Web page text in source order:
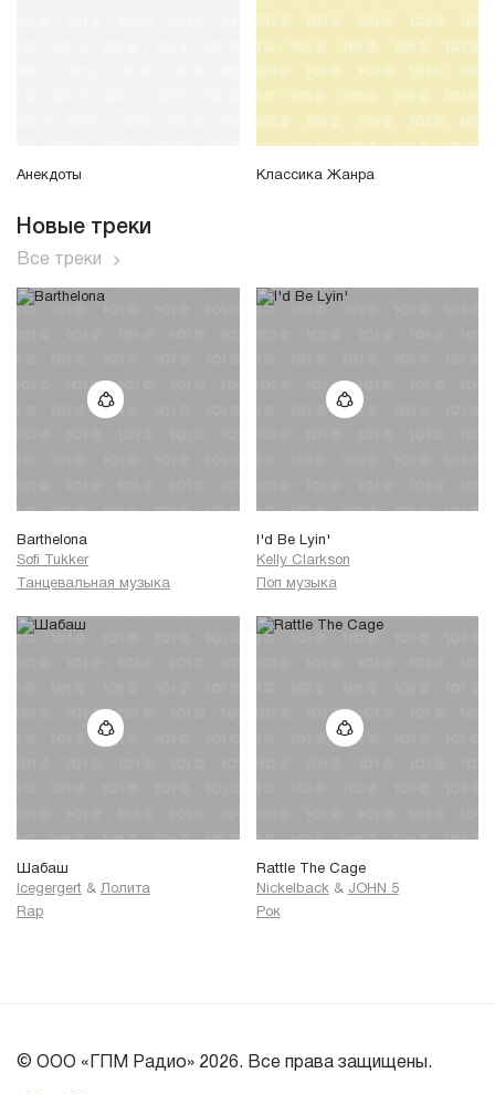
Анекдоты Классика Жанра
Новые треки
Все треки
Barthelona
Sofi Tukker
Танцевальная музыка
I'd Be Lyin'
Kelly Clarkson
Поп музыка
Шабаш
Icegergert & Лолита
Rap
Rattle The Cage
Nickelback & JOHN 5
Рок
© ООО «ГПМ Радио» 2026. Все права защищены.